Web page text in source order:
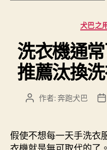
犬巴之
洗衣機通
推薦汰換
文
者
作者:奔跑犬巴
文
假使不想每一天手洗衣
衣機就是無可取代的了